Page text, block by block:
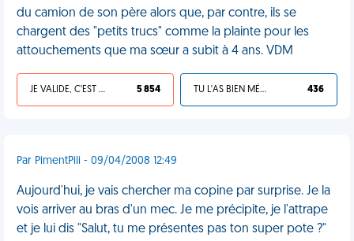
du camion de son père alors que, par contre, ils se
chargent des "petits trucs" comme la plainte pour les
attouchements que ma sœur a subit à 4 ans. VDM
JE VALIDE, C'EST UNE VDM 5 854 TU L'AS BIEN MÉRITÉ 436
Par PimentPili - 09/04/2008 12:49
Aujourd'hui, je vais chercher ma copine par surprise. Je la
vois arriver au bras d'un mec. Je me précipite, je l'attrape
et je lui dis "Salut, tu me présentes pas ton super pote ?"